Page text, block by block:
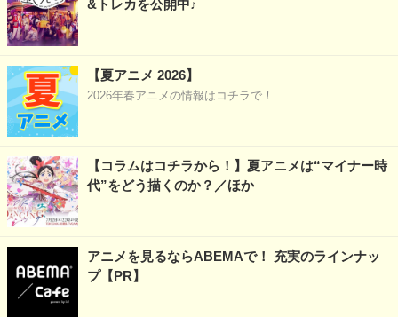
&トレカを公開中♪
【夏アニメ 2026】
2026年春アニメの情報はコチラで！
【コラムはコチラから！】夏アニメは“マイナー時
代”をどう描くのか？／ほか
アニメを見るならABEMAで！ 充実のラインナッ
プ【PR】